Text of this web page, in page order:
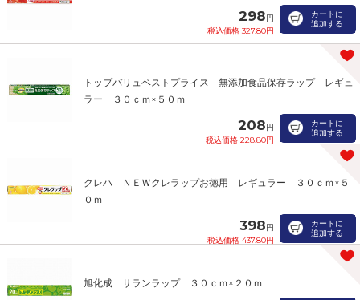
298円
税込価格 327.80円
カートに
追加する
トップバリュベストプライス 無添加食品保存ラップ レギュ
ラー ３０ｃｍ×５０ｍ
208円
税込価格 228.80円
カートに
追加する
クレハ ＮＥＷクレラップお徳用 レギュラー ３０ｃｍ×５
０ｍ
398円
税込価格 437.80円
カートに
追加する
旭化成 サランラップ ３０ｃｍ×２０ｍ